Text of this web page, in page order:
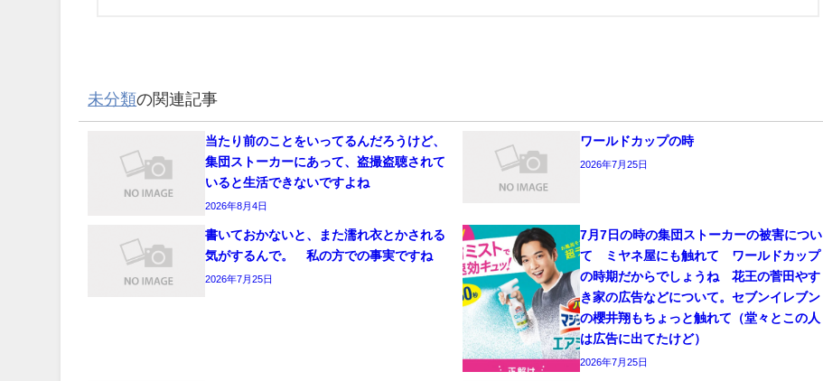
未分類の関連記事
当たり前のことをいってるんだろうけど、
集団ストーカーにあって、盗撮盗聴されて
いると生活できないですよね
2026年8月4日
ワールドカップの時
2026年7月25日
書いておかないと、また濡れ衣とかされる
気がするんで。 私の方での事実ですね
2026年7月25日
7月7日の時の集団ストーカーの被害につい
て ミヤネ屋にも触れて ワールドカップ
の時期だからでしょうね 花王の菅田やす
き家の広告などについて。セブンイレブン
の櫻井翔もちょっと触れて（堂々とこの人
は広告に出てたけど）
2026年7月25日